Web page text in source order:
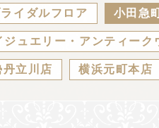
イダルフロア 小田急
ュエリー・アンティーク
丹立川店 横浜元町本店